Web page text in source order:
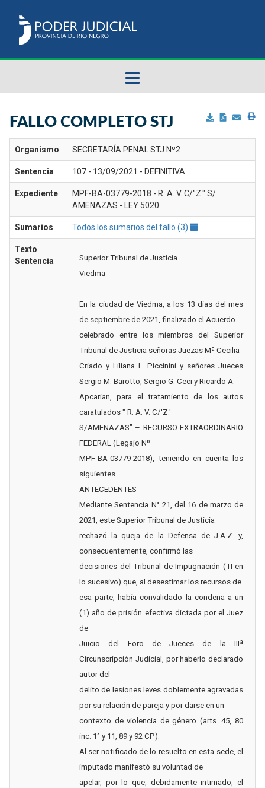
Sumarios del STJ
Manual del Usuario
FALLO COMPLETO STJ
Organismo SECRETARÍA PENAL STJ Nº2
Sentencia 107 - 13/09/2021 - DEFINITIVA
Expediente
MPF-BA-03779-2018 - R. A. V. C/"Z." S/
AMENAZAS - LEY 5020
Sumarios Todos los sumarios del fallo (3)
Texto
Sentencia
Superior Tribunal de Justicia
Viedma
En la ciudad de Viedma, a los 13 días del mes
de septiembre de 2021, finalizado el Acuerdo
celebrado entre los miembros del Superior
Tribunal de Justicia señoras Juezas Mª Cecilia
Criado y Liliana L. Piccinini y señores Jueces
Sergio M. Barotto, Sergio G. Ceci y Ricardo A.
Apcarian, para el tratamiento de los autos
caratulados " R. A. V. C/'Z.'
S/AMENAZAS" – RECURSO EXTRAORDINARIO
FEDERAL (Legajo Nº
MPF-BA-03779-2018), teniendo en cuenta los
siguientes
ANTECEDENTES
Mediante Sentencia N° 21, del 16 de marzo de
2021, este Superior Tribunal de Justicia
rechazó la queja de la Defensa de J.A.Z. y,
consecuentemente, confirmó las
decisiones del Tribunal de Impugnación (TI en
lo sucesivo) que, al desestimar los recursos de
esa parte, había convalidado la condena a un
(1) año de prisión efectiva dictada por el Juez
de
Juicio del Foro de Jueces de la IIIª
Circunscripción Judicial, por haberlo declarado
autor del
delito de lesiones leves doblemente agravadas
por su relación de pareja y por darse en un
contexto de violencia de género (arts. 45, 80
inc. 1° y 11, 89 y 92 CP).
Al ser notificado de lo resuelto en esta sede, el
imputado manifestó su voluntad de
apelar, por lo que, debidamente intimado, el